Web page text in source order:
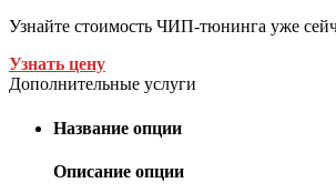
Узнайте стоимость ЧИП-тюнинга уже
Узнать цену
Дополнительные услуги
Название опции
Описание опции